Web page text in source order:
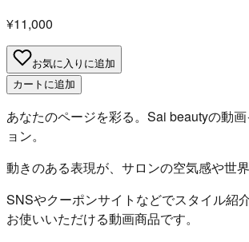
¥11,000
お気に入りに追加
カートに追加
あなたのページを彩る。Sai beautyの動
ョン。
動きのある表現が、サロンの空気感や世界
SNSやクーポンサイトなどでスタイル紹
お使いいただける動画商品です。